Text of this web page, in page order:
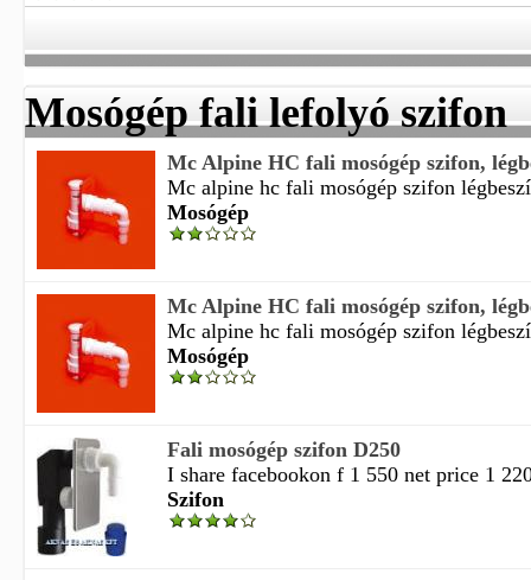
Mosógép fali lefolyó szifon
Mc Alpine HC fali mosógép szifon,
Mc alpine hc fali mosógép szifon
Mosógép
Mc Alpine HC fali mosógép szifon,
Mc alpine hc fali mosógép szifon
Mosógép
Fali mosógép szifon D250
I share facebookon f 1 550 net price 1
Szifon